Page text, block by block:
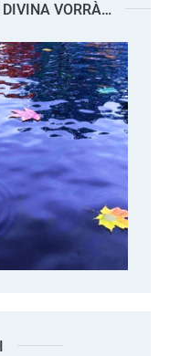
DIVINA VORRÀ…
Archivi